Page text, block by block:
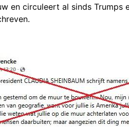
en circuleert al sinds